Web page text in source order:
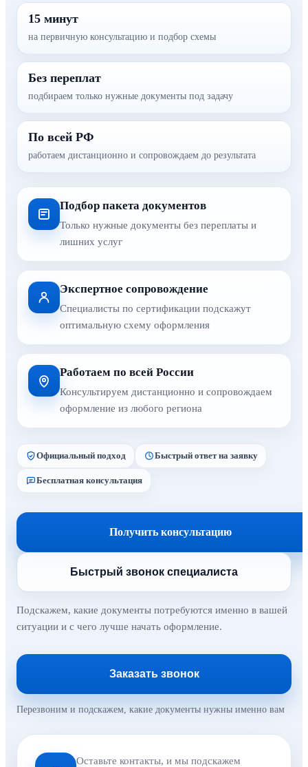
15 минут
на первичную консультацию и подбор схемы
Без переплат
подбираем только нужные документы под задачу
По всей РФ
работаем дистанционно и сопровождаем до результата
Подбор пакета документов
Только нужные документы без переплаты и
лишних услуг
Экспертное сопровождение
Специалисты по сертификации подскажут
оптимальную схему оформления
Работаем по всей России
Консультируем дистанционно и сопровождаем
оформление из любого региона
Официальный подход Быстрый ответ на заявку
Бесплатная консультация
Получить консультацию
Быстрый звонок специалиста
Подскажем, какие документы потребуются именно в вашей
ситуации и с чего лучше начать оформление.
Заказать звонок
Перезвоним и подскажем, какие документы нужны именно вам
Оставьте контакты, и мы подскажем